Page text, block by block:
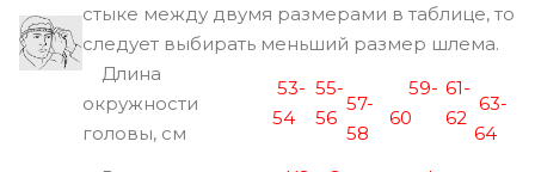
стыке между двумя размерами в таблице, то
следует выбирать меньший размер шлема.
Длина
окружности
головы, см
53-
54
55-
56
57-
58
59-
60
61-
62
63-
64